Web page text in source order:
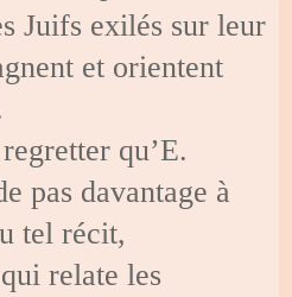
Juifs exilés sur leur
et orientent
qu’E.
pas davantage à
tel récit,
relate les